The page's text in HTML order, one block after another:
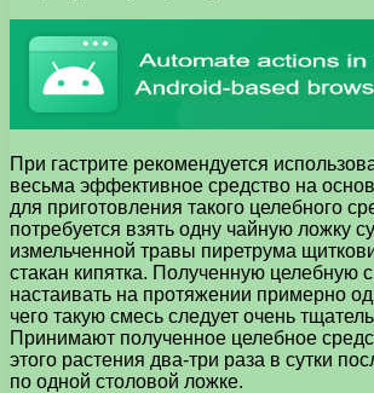
При гастрите рекомендуется
весьма эффективное средство на
для приготовления такого целебного
потребуется взять одну чайную ложку
измельченной травы пиретрума
стакан кипятка. Полученную целебную
настаивать на протяжении примерно
чего такую смесь следует очень
Принимают полученное целебное
этого растения два-три раза в сутки
по одной столовой ложке.